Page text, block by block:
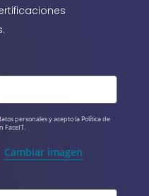
personales y acepto la Política de
FaceIT.
Cambiar imagen